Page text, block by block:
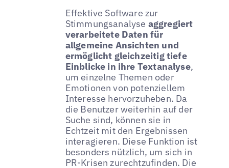
Effektive Software zur
Stimmungsanalyse aggregiert
verarbeitete Daten für
allgemeine Ansichten und
ermöglicht gleichzeitig tiefe
Einblicke in ihre Textanalyse,
um einzelne Themen oder
Emotionen von potenziellem
Interesse hervorzuheben. Da
die Benutzer weiterhin auf der
Suche sind, können sie in
Echtzeit mit den Ergebnissen
interagieren. Diese Funktion ist
besonders nützlich, um sich in
PR-Krisen zurechtzufinden. Die